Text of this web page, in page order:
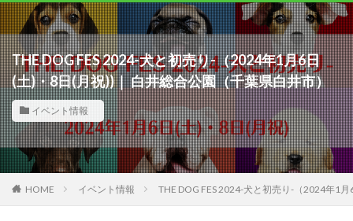
THE DOG FES 2024-犬と初売り-（2024年1月6日
(土)・8日(月祝))｜ 白井総合公園（千葉県白井市）
イベント情報
HOME イベント情報 THE DOG FES 2024-犬と初売り-（2024年1